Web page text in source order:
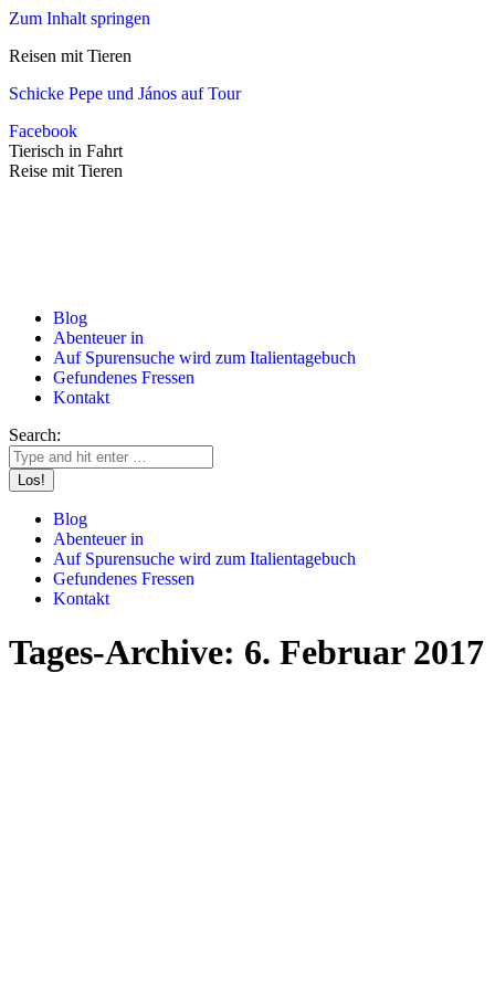
Zum Inhalt springen
Reisen mit Tieren
Schicke Pepe und János auf Tour
Facebook
Tierisch in Fahrt
Reise mit Tieren
Blog
Abenteuer in
Auf Spurensuche wird zum Italientagebuch
Gefundenes Fressen
Kontakt
Search:
Blog
Abenteuer in
Auf Spurensuche wird zum Italientagebuch
Gefundenes Fressen
Kontakt
Tages-Archive: 6. Februar 2017